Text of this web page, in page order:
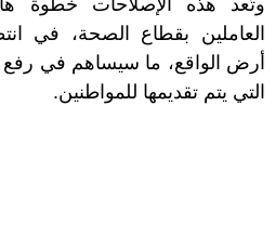
وتُعد هذه الإصلاحات خطوة
العاملين بقطاع الصحة، في
أرض الواقع، ما سيساهم في
التي يتم تقديمها للمواطنين.